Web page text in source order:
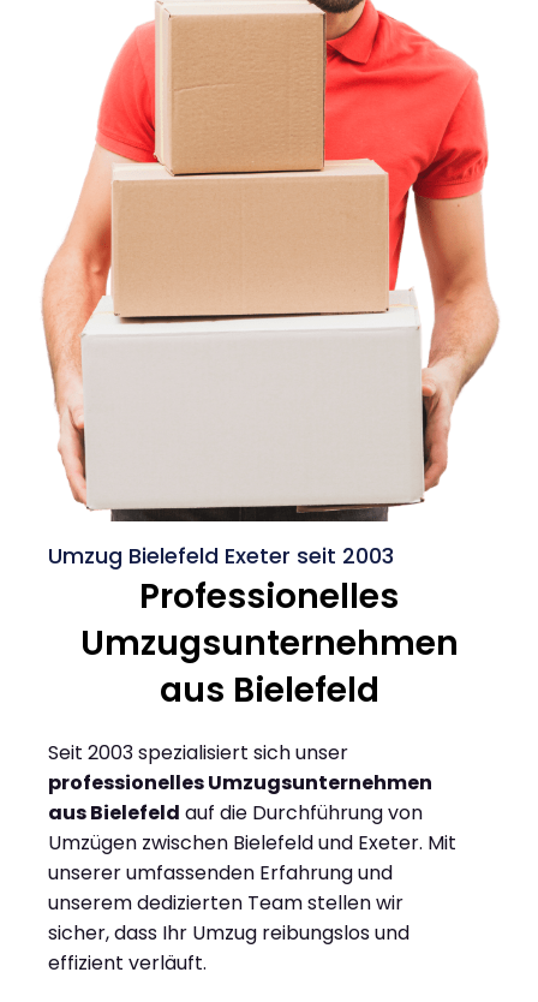
Umzug Bielefeld Exeter seit 2003
Professionelles
Umzugsunternehmen
aus Bielefeld
Seit 2003 spezialisiert sich unser
professionelles Umzugsunternehmen
aus Bielefeld auf die Durchführung von
Umzügen zwischen Bielefeld und Exeter. Mit
unserer umfassenden Erfahrung und
unserem dedizierten Team stellen wir
sicher, dass Ihr Umzug reibungslos und
effizient verläuft.